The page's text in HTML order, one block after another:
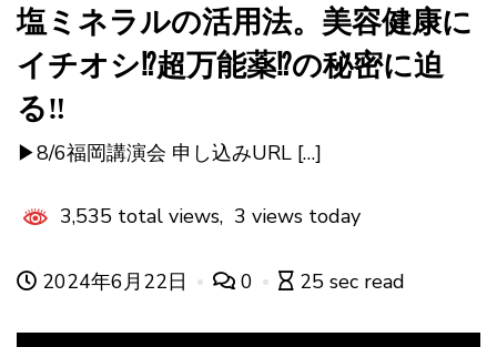
塩ミネラルの活用法。美容健康に
イチオシ⁉︎超万能薬⁉︎の秘密に迫
る‼︎
▶︎8/6福岡講演会 申し込みURL […]
3,535 total views, 3 views today
2024年6月22日 0 25 sec read